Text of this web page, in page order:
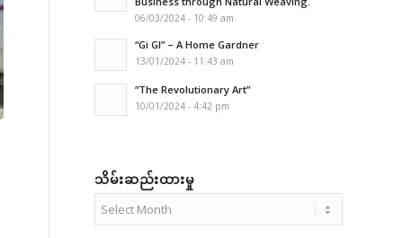
06/03/2024 - 10:49 am
“Gi GI” – A Home Gardner
13/01/2024 - 11:43 am
“The Revolutionary Art”
10/01/2024 - 4:42 pm
သိမ်းဆည်းထားမှု